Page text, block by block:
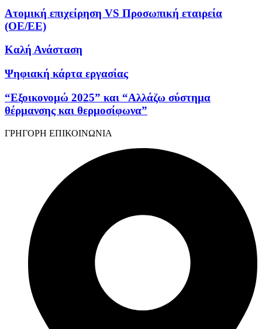
Ατομική επιχείρηση VS Προσωπική εταιρεία
(OE/EE)
Καλή Ανάσταση
Ψηφιακή κάρτα εργασίας
“Εξοικονομώ 2025” και “Αλλάζω σύστημα
θέρμανσης και θερμοσίφωνα”
ΓΡΗΓΟΡΗ ΕΠΙΚΟΙΝΩΝΙΑ